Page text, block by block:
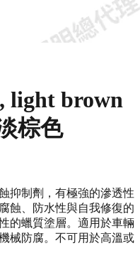
light brown
棕色
抑制劑，有極強的滲透性
蝕、防水性與自我修復的
的蠟質塗層。適用於車輛
械防腐。不可用於高溫或